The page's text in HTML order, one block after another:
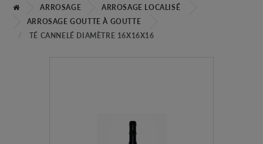
ARROSAGE
ARROSAGE LOCALISÉ
ARROSAGE GOUTTE À GOUTTE
TÉ CANNELÉ DIAMÈTRE 16X16X16